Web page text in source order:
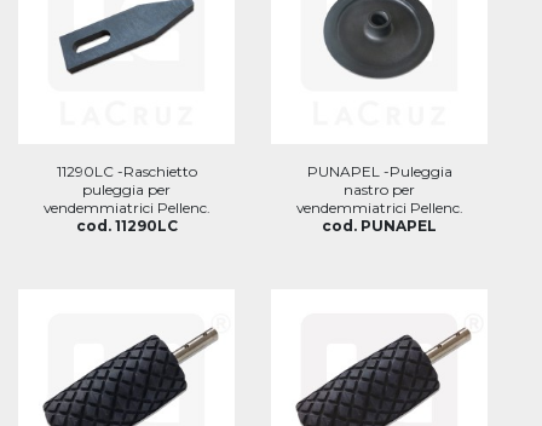
11290LC -Raschietto
puleggia per
vendemmiatrici Pellenc.
cod. 11290LC
PUNAPEL -Puleggia
nastro per
vendemmiatrici Pellenc.
cod. PUNAPEL